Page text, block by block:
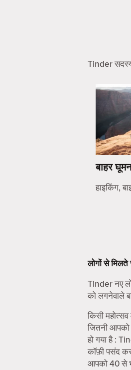
Tinder
बाहर
हाइकिंग,
लोगों से
Tinder नए
को लगनेवाले
किसी
जितनी
हो गया है :
कॉफ़ी पसंद
आपको 40 से